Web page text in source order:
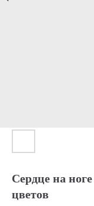
Сердце на
цветов